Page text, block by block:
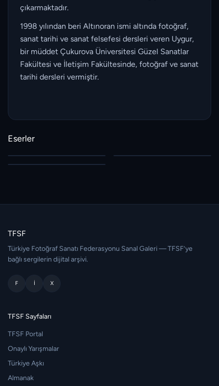
çıkarmaktadır.
1998 yılından beri Altınoran ismi altında fotoğraf,
sanat tarihi ve sanat felsefesi dersleri veren Uygur,
bir müddet Çukurova Üniversitesi Güzel Sanatlar
Fakültesi ve İletişim Fakültesinde, fotoğraf ve sanat
tarihi dersleri vermiştir.
Eserler
TFSF
Türkiye Fotoğraf Sanatı Federasyonu Sanal Galeri — TFSF’ye
bağlı sergilerin dijital arşivi.
F I X
TFSF Sayfaları
TFSF Portal
Onaylı Yarışmalar
Türkiye Aşkı
Almanak